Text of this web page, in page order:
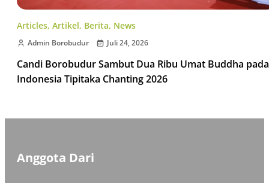
Articles, Artikel, Berita, News
Admin Borobudur Juli 24, 2026
Candi Borobudur Sambut Dua Ribu Umat Buddha pada
Indonesia Tipitaka Chanting 2026
Anggota Dari